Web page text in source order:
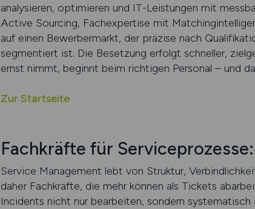
analysieren, optimieren und IT-Leistungen mit
Active Sourcing, Fachexpertise mit
auf einen Bewerbermarkt, der präzise nach
segmentiert ist. Die Besetzung erfolgt schneller,
ernst nimmt, beginnt beim richtigen Personal – und
Zur Startseite
Fachkräfte für
Service Management lebt von Struktur,
daher Fachkräfte, die mehr können als Tickets
Incidents nicht nur bearbeiten, sondern